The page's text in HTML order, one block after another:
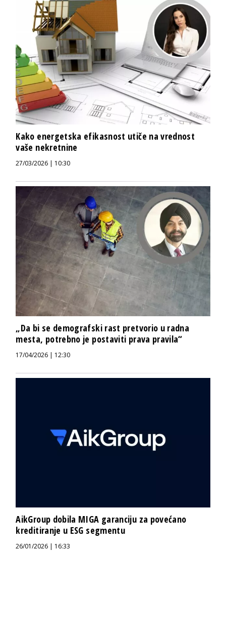
Kako energetska efikasnost utiče na vrednost
vaše nekretnine
27/03/2026 | 10:30
„Da bi se demografski rast pretvorio u radna
mesta, potrebno je postaviti prava pravila“
17/04/2026 | 12:30
AikGroup dobila MIGA garanciju za povećano
kreditiranje u ESG segmentu
26/01/2026 | 16:33